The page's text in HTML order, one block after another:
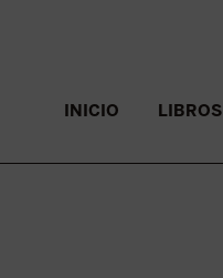
INICIO LIBROS